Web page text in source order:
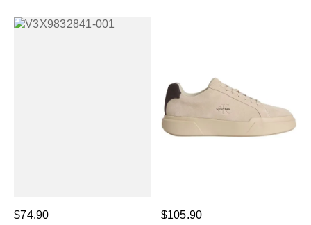
$74.90 $105.90